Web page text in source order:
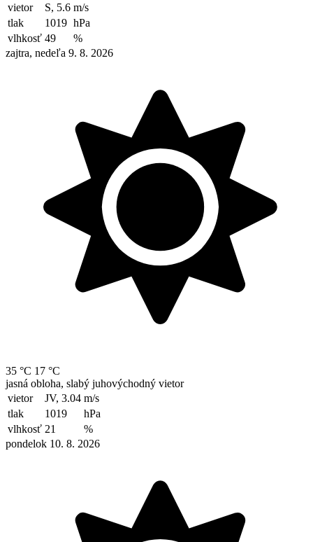
vietor
S, 5.6 m/s
tlak
1019 hPa
vlhkosť 49
%
zajtra, nedeľa 9. 8. 2026
35 °C 17 °C
jasná obloha, slabý juhovýchodný vietor
vietor
JV, 3.04 m/s
tlak
1019
hPa
vlhkosť 21
%
pondelok 10. 8. 2026